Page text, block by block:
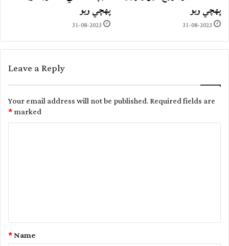
پهچي ويو
31-08-2023
پهچي ويو
31-08-2023
Leave a Reply
Your email address will not be published.Required fields are
marked
*
t
Name
*